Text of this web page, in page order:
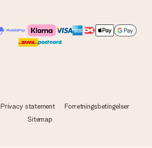
Privacy statement
Forretningsbetingelser
Sitemap